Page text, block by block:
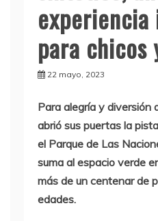
para chicos
22 mayo, 2023
Para alegría y diversión
abrió sus puertas la
el Parque de Las
suma al espacio verde
más de un centenar de
edades.